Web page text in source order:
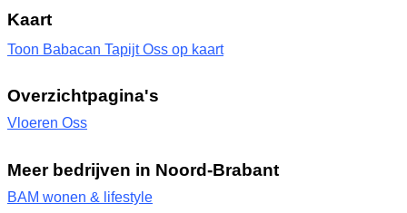
Kaart
Toon Babacan Tapijt Oss op kaart
Overzichtpagina's
Vloeren Oss
Meer bedrijven in Noord-Brabant
BAM wonen & lifestyle